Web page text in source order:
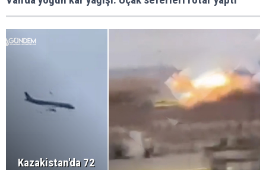
Kazakistan'da 72